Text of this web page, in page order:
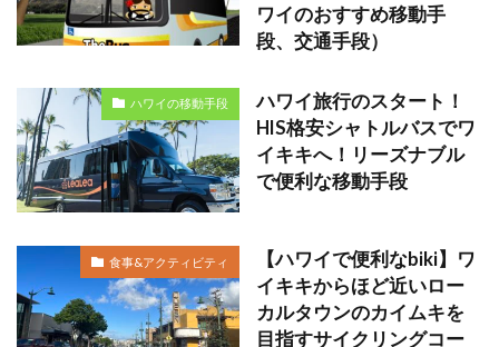
ワイのおすすめ移動手
段、交通手段）
ハワイの移動手段
ハワイ旅行のスタート！
HIS格安シャトルバスでワ
イキキへ！リーズナブル
で便利な移動手段
食事&アクティビティ
【ハワイで便利なbiki】ワ
イキキからほど近いロー
カルタウンのカイムキを
目指すサイクリングコー